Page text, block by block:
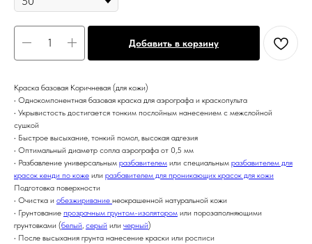
Добавить в корзину
Краска базовая Коричневая (для кожи)
• Однокомпонентная базовая краска для аэрографа и краскопульта
• Укрывистость достигается тонким послойным нанесением с межслойной
сушкой
• Быстрое высыхание, тонкий помол, высокая адгезия
• Оптимальный диаметр сопла аэрографа от 0,5 мм
• Разбавление универсальным разбавителем или специальным разбавителем для
красок кенди по коже или разбавителем для проникающих красок для кожи
Подготовка поверхности
• Очистка и обезжиривание неокрашенной натуральной кожи
• Грунтование прозрачным грунтом-изолятором или порозаполняющими
грунтовками (белый, серый или черный)
• После высыхания грунта нанесение краски или росписи